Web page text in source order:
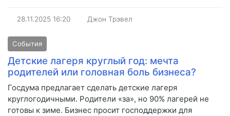
28.11.2025 16:20 Джон Трэвел
События
Детские лагеря круглый год: мечта
родителей или головная боль бизнеса?
Госдума предлагает сделать детские лагеря
круглогодичными. Родители «за», но 90% лагерей не
готовы к зиме. Бизнес просит господдержки для